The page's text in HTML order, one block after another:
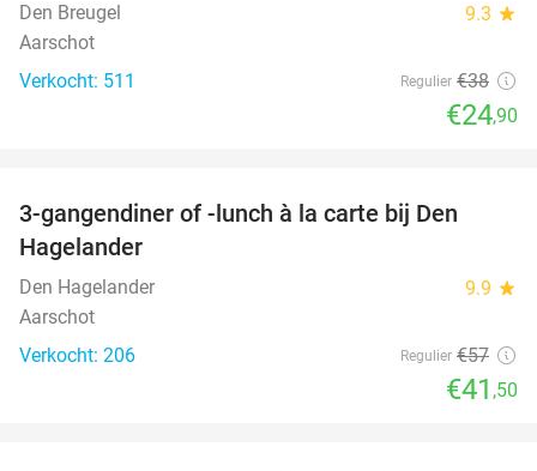
Den Breugel 9.3 star
Aarschot
Verkocht: 511
Regulier €38
€24,90
3-gangendiner of -lunch à la carte bij Den
Hagelander
Den Hagelander 9.9 star
Aarschot
Verkocht: 206
Regulier €57
€41 ,50